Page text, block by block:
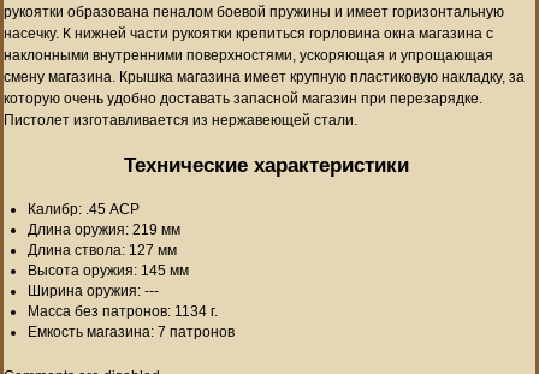
рукоятки образована пеналом боевой пружины и имеет горизонтальную
насечку. К нижней части рукоятки крепиться горловина окна магазина с
наклонными внутренними поверхностями, ускоряющая и упрощающая
смену магазина. Крышка магазина имеет крупную пластиковую накладку, за
которую очень удобно доставать запасной магазин при перезарядке.
Пистолет изготавливается из нержавеющей стали.
Технические характеристики
Калибр: .45 ACP
Длина оружия: 219 мм
Длина ствола: 127 мм
Высота оружия: 145 мм
Ширина оружия: ---
Масса без патронов: 1134 г.
Емкость магазина: 7 патронов